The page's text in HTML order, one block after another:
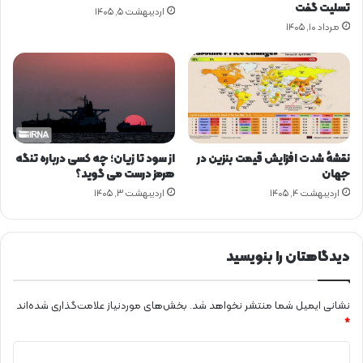
ا
ر
ب
پ
ی
ش
ا
ز
ق
ا
م
ن
م
ا
ز
م
ب
ی
ن‌
ک
ن
ن
ه
ر
ا
ن
ر
تسلیت گفت
مرداد ۱۰, ۱۴۰۵
اردیبهشت ۵, ۱۴۰۵
نقشهٔ شدت افزایش قیمت بنزین در
جهان
اردیبهشت ۴, ۱۴۰۵
از سود تا زیان؛ چه کسی درباره تنگه
هرمز درست می گوید؟
اردیبهشت ۳, ۱۴۰۵
دیدگاهتان را بنویسید
نشانی ایمیل شما منتشر نخواهد شد. بخش‌های موردنیاز علامت‌گذاری شده‌اند
*